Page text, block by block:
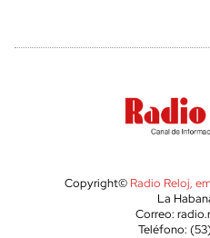
Copyright© Radio Reloj,
La
Correo:
Teléfono: